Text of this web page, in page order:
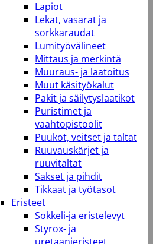
Lapiot
Lekat, vasarat ja
sorkkaraudat
Lumityövälineet
Mittaus ja merkintä
Muuraus- ja laatoitus
Muut käsityökalut
Pakit ja säilytyslaatikot
Puristimet ja
vaahtopistoolit
Puukot, veitset ja taltat
Ruuvauskärjet ja
ruuvitaltat
Sakset ja pihdit
Tikkaat ja työtasot
Eristeet
Sokkeli-ja eristelevyt
Styrox- ja